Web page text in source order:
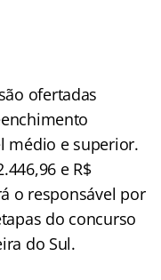
ofertadas
médio e superior.
e R$
o responsável por
do concurso
do Sul.